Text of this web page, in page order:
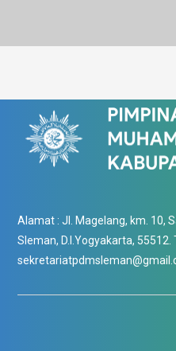
Alamat :Jl. Magelang, km. 10,
Sleman, D.I.Yogyakarta, 55512.